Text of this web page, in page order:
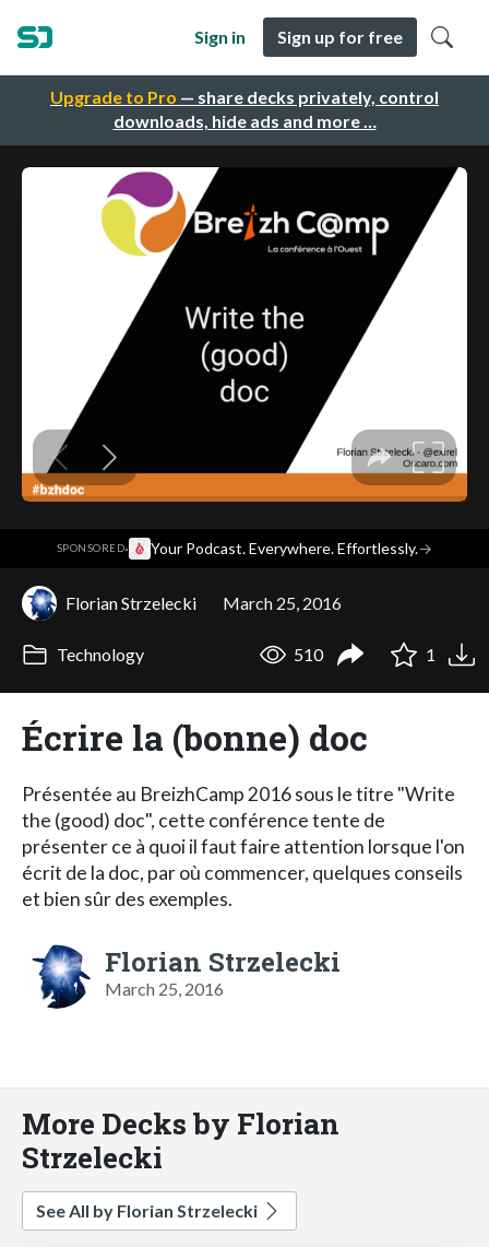
Upgrade to Pro — share decks privately, control
downloads, hide ads and more …
Sign in Sign up for free
SPONSORED· Your Podcast. Everywhere. Effortlessly.→
Florian Strzelecki March 25, 2016
Technology 510 1
Écrire la (bonne) doc
Présentée au BreizhCamp 2016 sous le titre "Write
the (good) doc", cette conférence tente de
présenter ce à quoi il faut faire attention lorsque l'on
écrit de la doc, par où commencer, quelques conseils
et bien sûr des exemples.
Florian Strzelecki
March 25, 2016
More Decks by Florian
Strzelecki
See All by Florian Strzelecki